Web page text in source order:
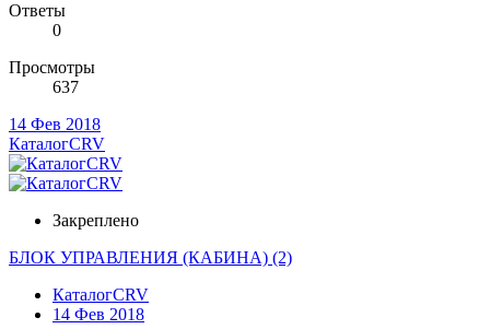
Ответы
0
Просмотры
637
14 Фев 2018
КаталогCRV
Закреплено
БЛОК УПРАВЛЕНИЯ (КАБИНА) (2)
КаталогCRV
14 Фев 2018